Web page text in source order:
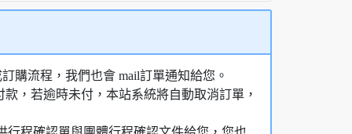
購流程，我們也會 mail訂單通知給您。
，若逾時未付，本站系統將自動取消訂單，